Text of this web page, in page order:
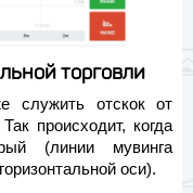
торговли
служить отскок от
происходит, когда
(линии мувинга
оси).